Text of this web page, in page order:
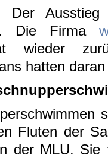
Der
Die Firma
wieder
hatten
Fluten der
der MLU.